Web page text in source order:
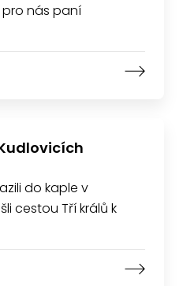
pro nás paní
do kaple v
cestou Tří králů k